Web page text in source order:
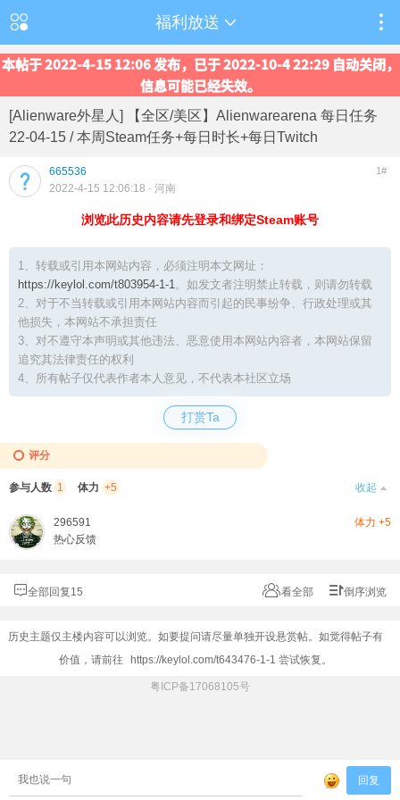
福利放送
本帖于 2022-4-15 12:06 发布，已于 2022-10-4 22:29 自动关闭，
信息可能已经失效。
[Alienware外星人] 【全区/美区】Alienwarearena 每日任务
22-04-15 / 本周Steam任务+每日时长+每日Twitch
665536 1#
2022-4-15 12:06:18 · 河南
浏览此历史内容请先登录和绑定Steam账号
1、转载或引用本网站内容，必须注明本文网址：
https://keylol.com/t803954-1-1。如发文者注明禁止转载，则请勿转载
2、对于不当转载或引用本网站内容而引起的民事纷争、行政处理或其
他损失，本网站不承担责任
3、对不遵守本声明或其他违法、恶意使用本网站内容者，本网站保留
追究其法律责任的权利
4、所有帖子仅代表作者本人意见，不代表本社区立场
打赏Ta
评分
参与人数 1 体力 +5 收起
296591
体力 +5
热心反馈
全部回复15 看全部 倒序浏览
历史主题仅主楼内容可以浏览。如要提问请尽量单独开设悬赏帖。如觉得帖子有
价值，请前往
https://keylol.com/t643476-1-1 尝试恢复。
粤ICP备17068105号